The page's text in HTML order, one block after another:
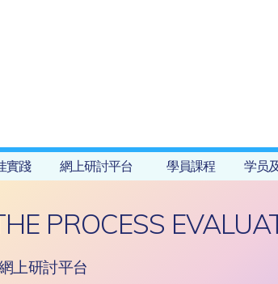
實踐 網上研討平台 學員課程 学员
PROCESS
上研討平台